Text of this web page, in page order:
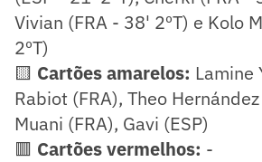
Vivian (FRA - 38' 2ºT) e Kolo
2ºT)
🟨 Cartões amarelos: Lamine
Rabiot (FRA), Theo
Muani (FRA), Gavi (ESP)
🟥 Cartões vermelhos: -